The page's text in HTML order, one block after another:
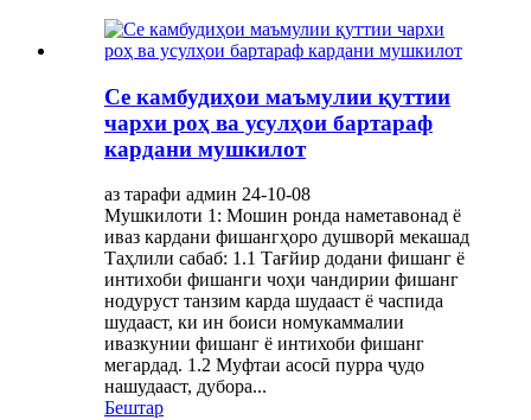
Се камбудиҳои маъмулии қуттии
чархи роҳ ва усулҳои бартараф
кардани мушкилот
аз тарафи админ 24-10-08
Мушкилоти 1: Мошин ронда наметавонад ё
иваз кардани фишангҳоро душворӣ мекашад
Таҳлили сабаб: 1.1 Тағйир додани фишанг ё
интихоби фишанги чоҳи чандирии фишанг
нодуруст танзим карда шудааст ё часпида
шудааст, ки ин боиси номукаммалии
ивазкунии фишанг ё интихоби фишанг
мегардад. 1.2 Муфтаи асосӣ пурра ҷудо
нашудааст, дубора...
Бештар